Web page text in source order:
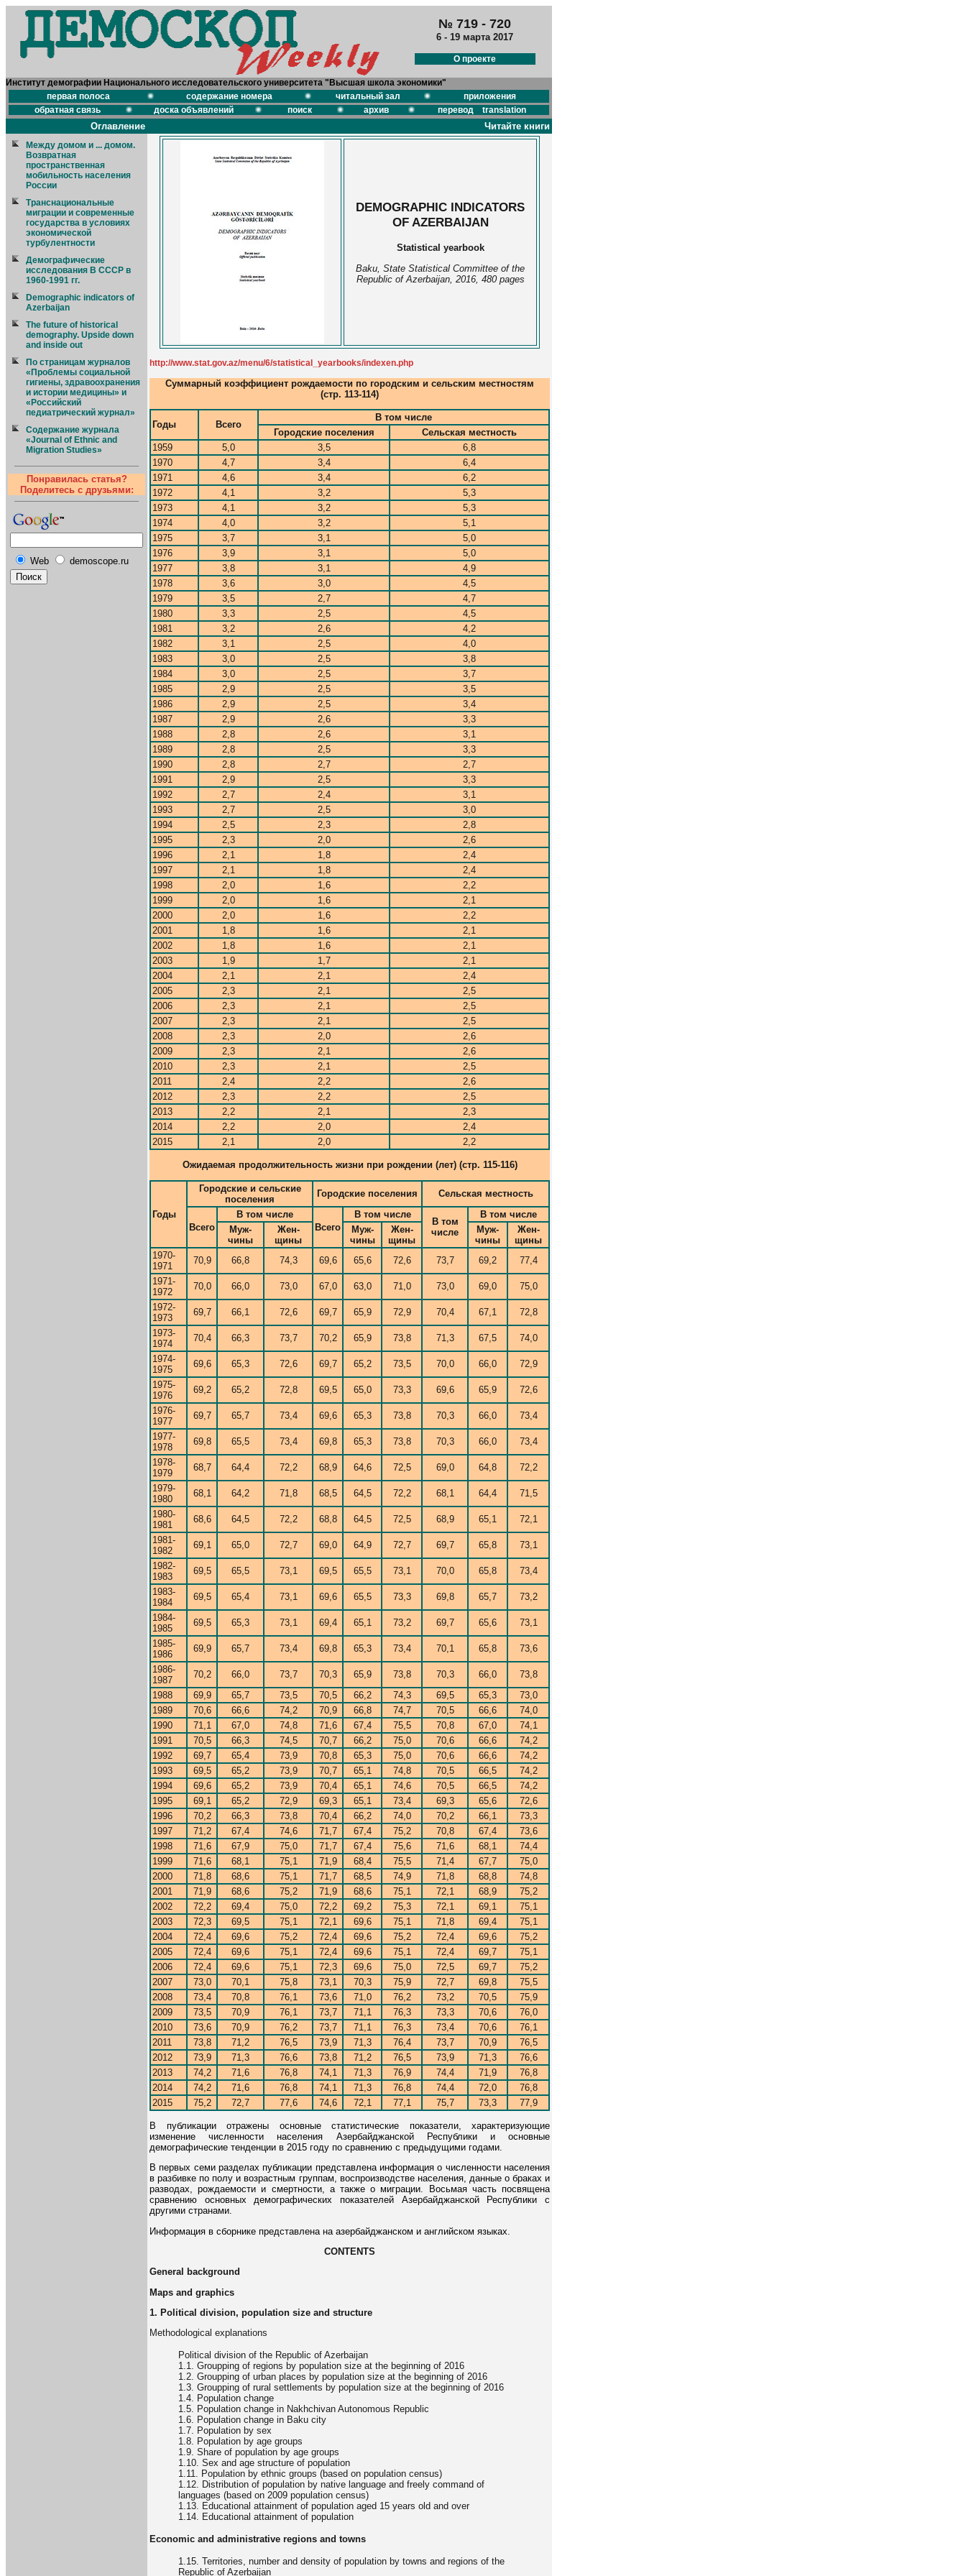
№ 719 - 720
6 - 19 марта 2017
О проекте
Институт демографии Национального исследовательского университета "Высшая школа экономики"
первая полоса
содержание номера читальный зал
приложения
обратная связь
доска объявлений поиск архив перевод translation
Оглавление Читайте книги
Между домом и ... домом.
Возвратная
пространственная
мобильность населения
России
Транснациональные
миграции и современные
государства в условиях
экономической
турбулентности
Демографические
исследования В СССР в
1960-1991 гг.
Demographic indicators of
Azerbaijan
The future of historical
demography. Upside down
and inside out
По страницам журналов
«Проблемы социальной
гигиены, здравоохранения
и истории медицины» и
«Российский
педиатрический журнал»
Содержание журнала
«Journal of Ethnic and
Migration Studies»
Понравилась статья?
Поделитесь с друзьями:
Web demoscope.ru
DEMOGRAPHIC INDICATORS
OF AZERBAIJAN
Statistical yearbook
Baku, State Statistical Committee of the
Republic of Azerbaijan, 2016, 480 pages
http://www.stat.gov.az/menu/6/statistical_yearbooks/indexen.php
Суммарный коэффициент рождаемости по городским и сельским местностям
(стр. 113-114)
Годы Всего
В том числе
Городские поселения
Сельская местность
1959
5,0 3,5
6,8
1970
4,7 3,4
6,4
1971
4,6 3,4
6,2
1972
4,1 3,2
5,3
1973
4,1 3,2
5,3
1974
4,0 3,2
5,1
1975
3,7 3,1
5,0
1976
3,9 3,1
5,0
1977
3,8 3,1
4,9
1978
3,6 3,0
4,5
1979
3,5 2,7
4,7
1980
3,3 2,5
4,5
1981
3,2 2,6
4,2
1982
3,1 2,5
4,0
1983
3,0 2,5
3,8
1984
3,0 2,5
3,7
1985
2,9 2,5
3,5
1986
2,9 2,5
3,4
1987
2,9 2,6
3,3
1988
2,8 2,6
3,1
1989
2,8 2,5
3,3
1990
2,8 2,7
2,7
1991
2,9 2,5
3,3
1992
2,7 2,4
3,1
1993
2,7 2,5
3,0
1994
2,5 2,3
2,8
1995
2,3 2,0
2,6
1996
2,1 1,8
2,4
1997
2,1 1,8
2,4
1998
2,0 1,6
2,2
1999
2,0 1,6
2,1
2000
2,0 1,6
2,2
2001
1,8 1,6
2,1
2002
1,8 1,6
2,1
2003
1,9 1,7
2,1
2004
2,1 2,1
2,4
2005
2,3 2,1
2,5
2006
2,3 2,1
2,5
2007
2,3 2,1
2,5
2008
2,3 2,0
2,6
2009
2,3 2,1
2,6
2010
2,3 2,1
2,5
2011
2,4 2,2
2,6
2012
2,3 2,2
2,5
2013
2,2 2,1
2,3
2014
2,2 2,0
2,4
2015
2,1 2,0 2,2
Ожидаемая продолжительность жизни при рождении (лет) (стр. 115-116)
Годы
Городские и сельские
поселения
Городские поселения Сельская местность
Всего
В том числе
Всего
В том числе
В том
числе
В том числе
Муж-
чины
Жен-
щины
Муж-
чины
Жен-
щины
Муж-
чины
Жен-
щины
1970-
1971
70,9 66,8 74,3 69,6 65,6 72,6 73,7 69,2
77,4
1971-
1972
70,0 66,0 73,0 67,0 63,0 71,0 73,0 69,0
75,0
1972-
1973
69,7 66,1 72,6 69,7 65,9 72,9 70,4 67,1
72,8
1973-
1974
70,4 66,3 73,7 70,2 65,9 73,8 71,3 67,5
74,0
1974-
1975
69,6 65,3 72,6 69,7 65,2 73,5 70,0 66,0
72,9
1975-
1976
69,2 65,2 72,8 69,5 65,0 73,3 69,6 65,9
72,6
1976-
1977
69,7 65,7 73,4 69,6 65,3 73,8 70,3 66,0
73,4
1977-
1978
69,8 65,5 73,4 69,8 65,3 73,8 70,3 66,0
73,4
1978-
1979
68,7 64,4 72,2 68,9 64,6 72,5 69,0 64,8
72,2
1979-
1980
68,1 64,2 71,8 68,5 64,5 72,2 68,1 64,4
71,5
1980-
1981
68,6 64,5 72,2 68,8 64,5 72,5 68,9 65,1
72,1
1981-
1982
69,1 65,0 72,7 69,0 64,9 72,7 69,7 65,8
73,1
1982-
1983
69,5 65,5 73,1 69,5 65,5 73,1 70,0 65,8
73,4
1983-
1984
69,5 65,4 73,1 69,6 65,5 73,3 69,8 65,7
73,2
1984-
1985
69,5 65,3 73,1 69,4 65,1 73,2 69,7 65,6
73,1
1985-
1986
69,9 65,7 73,4 69,8 65,3 73,4 70,1 65,8
73,6
1986-
1987
70,2 66,0 73,7 70,3 65,9 73,8 70,3 66,0
73,8
1988
69,9 65,7 73,5 70,5 66,2 74,3 69,5 65,3
73,0
1989
70,6 66,6 74,2 70,9 66,8 74,7 70,5 66,6
74,0
1990
71,1 67,0 74,8 71,6 67,4 75,5 70,8 67,0
74,1
1991
70,5 66,3 74,5 70,7 66,2 75,0 70,6 66,6
74,2
1992
69,7 65,4 73,9 70,8 65,3 75,0 70,6 66,6
74,2
1993
69,5 65,2 73,9 70,7 65,1 74,8 70,5 66,5
74,2
1994
69,6 65,2 73,9 70,4 65,1 74,6 70,5 66,5
74,2
1995
69,1 65,2 72,9 69,3 65,1 73,4 69,3 65,6
72,6
1996
70,2 66,3 73,8 70,4 66,2 74,0 70,2 66,1
73,3
1997
71,2 67,4 74,6 71,7 67,4 75,2 70,8 67,4
73,6
1998
71,6 67,9 75,0 71,7 67,4 75,6 71,6 68,1
74,4
1999
71,6 68,1 75,1 71,9 68,4 75,5 71,4 67,7
75,0
2000
71,8 68,6 75,1 71,7 68,5 74,9 71,8 68,8
74,8
2001
71,9 68,6 75,2 71,9 68,6 75,1 72,1 68,9
75,2
2002
72,2 69,4 75,0 72,2 69,2 75,3 72,1 69,1
75,1
2003
72,3 69,5 75,1 72,1 69,6 75,1 71,8 69,4
75,1
2004
72,4 69,6 75,2 72,4 69,6 75,2 72,4 69,6
75,2
2005
72,4 69,6 75,1 72,4 69,6 75,1 72,4 69,7
75,1
2006
72,4 69,6 75,1 72,3 69,6 75,0 72,5 69,7
75,2
2007
73,0 70,1 75,8 73,1 70,3 75,9 72,7 69,8
75,5
2008
73,4 70,8 76,1 73,6 71,0 76,2 73,2 70,5
75,9
2009
73,5 70,9 76,1 73,7 71,1 76,3 73,3 70,6
76,0
2010
73,6 70,9 76,2 73,7 71,1 76,3 73,4 70,6
76,1
2011
73,8 71,2 76,5 73,9 71,3 76,4 73,7 70,9
76,5
2012
73,9 71,3 76,6 73,8 71,2 76,5 73,9 71,3
76,6
2013
74,2 71,6 76,8 74,1 71,3 76,9 74,4 71,9
76,8
2014
74,2 71,6 76,8 74,1 71,3 76,8 74,4 72,0
76,8
2015
75,2 72,7 77,6 74,6 72,1 77,1 75,7 73,3 77,9
В публикации отражены основные статистические показатели, характеризующие
изменение численности населения Азербайджанской Республики и основные
демографические тенденции в 2015 году по сравнению с предыдущими годами.
В первых семи разделах публикации представлена информация о численности населения
в разбивке по полу и возрастным группам, воспроизводстве населения, данные о браках и
разводах, рождаемости и смертности, а также о миграции. Восьмая часть посвящена
сравнению основных демографических показателей Азербайджанской Республики с
другими странами.
Информация в сборнике представлена на азербайджанском и английском языках.
CONTENTS
General background
Maps and graphics
1. Political division, population size and structure
Methodological explanations
Political division of the Republic of Azerbaijan
1.1. Groupping of regions by population size at the beginning of 2016
1.2. Groupping of urban places by population size at the beginning of 2016
1.3. Groupping of rural settlements by population size at the beginning of 2016
1.4. Population change
1.5. Population change in Nakhchivan Autonomous Republic
1.6. Population change in Baku city
1.7. Population by sex
1.8. Population by age groups
1.9. Share of population by age groups
1.10. Sex and age structure of population
1.11. Population by ethnic groups (based on population census)
1.12. Distribution of population by native language and freely command of
languages (based on 2009 population census)
1.13. Educational attainment of population aged 15 years old and over
1.14. Educational attainment of population
Economic and administrative regions and towns
1.15. Territories, number and density of population by towns and regions of the
Republic of Azerbaijan